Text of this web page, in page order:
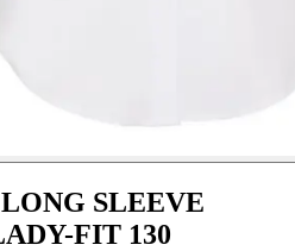
SLEEVE
FIT 130